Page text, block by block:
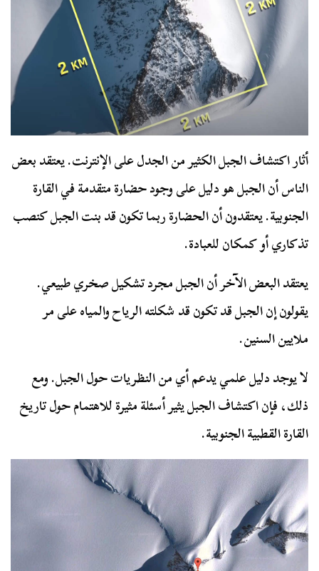
أثار اكتشاف الجبل الكثير من الجدل على الإنترنت. يعتقد بعض
الناس أن الجبل هو دليل على وجود حضارة متقدمة في القارة
الجنوبية. يعتقدون أن الحضارة ربما تكون قد بنت الجبل كنصب
تذكاري أو كمكان للعبادة.
يعتقد البعض الآخر أن الجبل مجرد تشكيل صخري طبيعي.
يقولون إن الجبل قد تكون قد شكلته الرياح والمياه على مر
ملايين السنين.
لا يوجد دليل علمي يدعم أي من النظريات حول الجبل. ومع
ذلك، فإن اكتشاف الجبل يثير أسئلة مثيرة للاهتمام حول تاريخ
القارة القطبية الجنوبية.